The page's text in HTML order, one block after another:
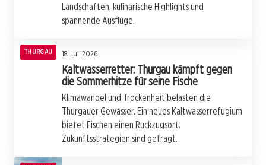
Landschaften, kulinarische Highlights und
spannende Ausflüge.
THURGAU 18. Juli 2026
Kaltwasserretter: Thurgau kämpft gegen
die Sommerhitze für seine Fische
Klimawandel und Trockenheit belasten die
Thurgauer Gewässer. Ein neues Kaltwasserrefugium
bietet Fischen einen Rückzugsort.
Zukunftsstrategien sind gefragt.